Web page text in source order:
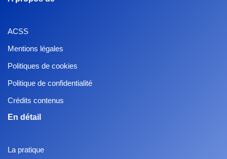
ACSS
Mentions légales
Politiques de cookies
Politique de confidentialité
Crédits contenus
En détail
La pratique